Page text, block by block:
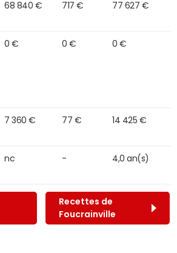
68 840 € 717 € 77 627 €
0 € 0 € 0 €
7 360 € 77 € 14 425 €
nc - 4,0 an(s)
Recettes de
Foucrainville